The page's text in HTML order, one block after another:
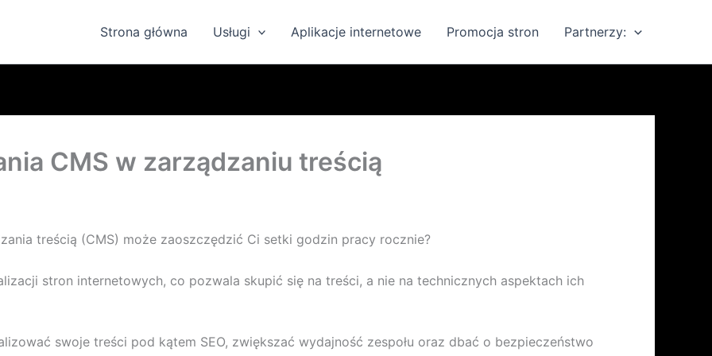
Strona główna Usługi Aplikacje internetowe Promocja stron Partnerzy:
CMS w zarządzaniu treścią
treścią (CMS) może zaoszczędzić Ci setki godzin pracy rocznie?
stron internetowych, co pozwala skupić się na treści, a nie na technicznych aspektach ich
swoje treści pod kątem SEO, zwiększać wydajność zespołu oraz dbać o bezpieczeństwo